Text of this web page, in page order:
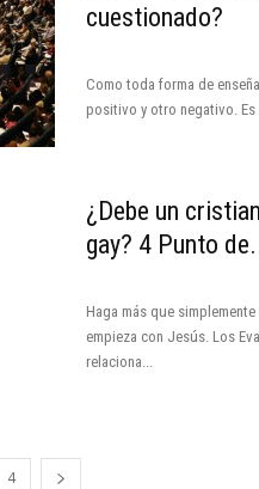
cuestionado?
Como toda forma de
positivo y otro negativo. Es
¿Debe un
gay? 4 Punto
Haga más que
empieza con Jesús. Los
relaciona...
4